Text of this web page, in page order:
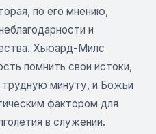
по его мнению,
и
Хьюард-Милс
помнить свои истоки,
минуту, и Божьи
фактором для
в служении.